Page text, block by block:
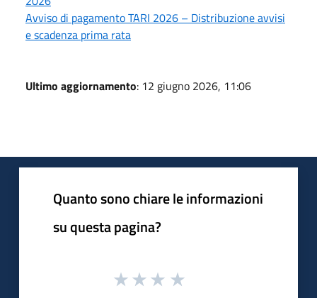
Avviso di pagamento TARI 2026 – Distribuzione avvisi
e scadenza prima rata
Ultimo aggiornamento: 12 giugno 2026, 11:06
Quanto sono chiare le informazioni
su questa pagina?